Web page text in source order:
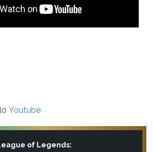
Youtube
of Legends: